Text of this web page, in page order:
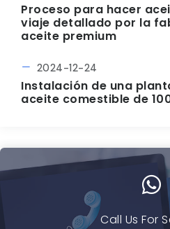
Proceso para hacer
viaje detallado por la
aceite premium
2024-12-24
Instalación de una
aceite comestible de
Call Us For